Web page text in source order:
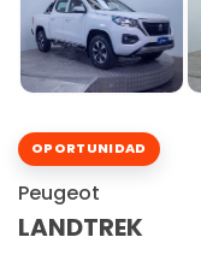
OPORTUNIDAD
Peugeot
LANDTREK